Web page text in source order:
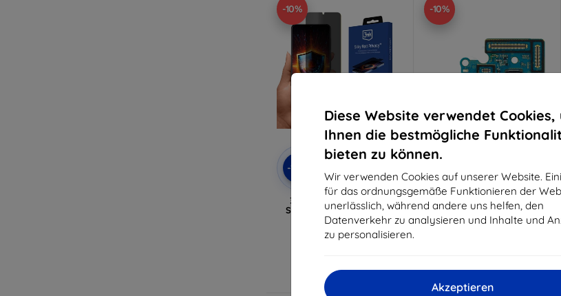
Diese Website verwendet Cookies,
Ihnen die bestmögliche
bieten zu können.
Wir verwenden Cookies auf unserer Website.
für das ordnungsgemäße Funktionieren der
unerlässlich, während andere uns helfen, den
Datenverkehr zu analysieren und Inhalte und
zu personalisieren.
Akzeptieren
-10%
-10%
Rabatt
Gutschein
3mk Silky Matt Privacy
Schutzfolie für Samsung
Galaxy A70
14,90 €
Auf Lager > 5 Stk.
-10%
Gutschein
Samsung A705 Galaxy A70
Platine mit Ladeanschluss
(Service Pack) (GH96-